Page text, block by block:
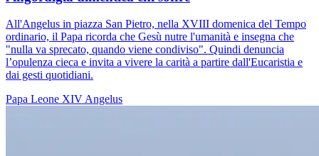
All'Angelus in piazza San Pietro, nella XVIII domenica del Tempo
ordinario, il Papa ricorda che Gesù nutre l'umanità e insegna che
"nulla va sprecato, quando viene condiviso". Quindi denuncia
l’opulenza cieca e invita a vivere la carità a partire dall'Eucaristia e
dai gesti quotidiani.
Papa Leone XIVAngelus